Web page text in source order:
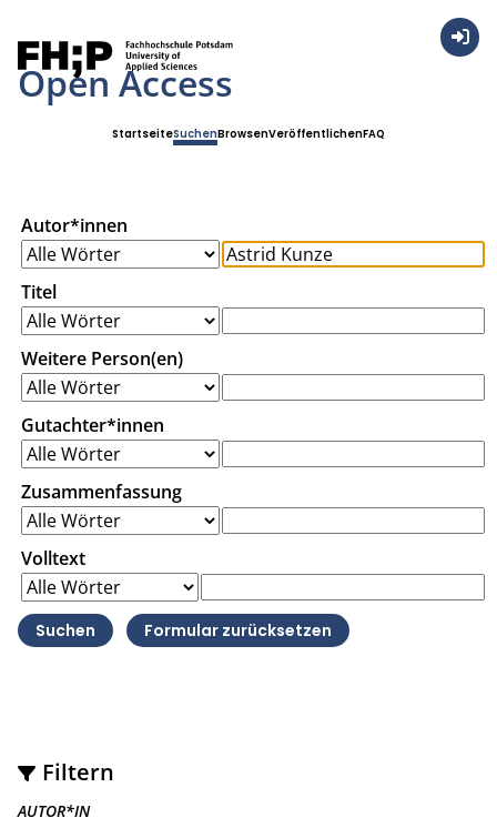
Open Access
StartseiteSuchenBrowsenVeröffentlichenFAQ
Autor*innen
Titel
Weitere Person(en)
Gutachter*innen
Zusammenfassung
Volltext
Filtern
AUTOR*IN